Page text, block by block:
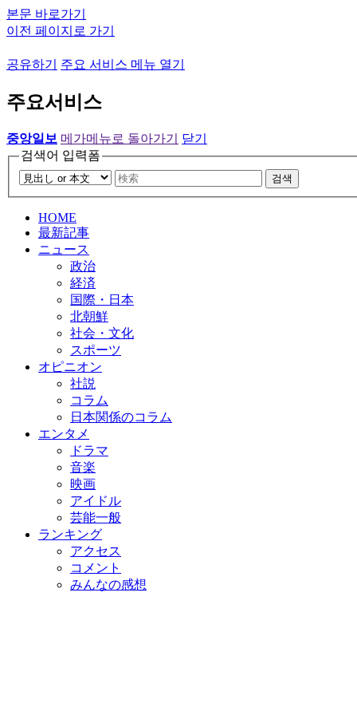
본문 바로가기
이전 페이지로 가기
공유하기 주요 서비스 메뉴 열기
주요서비스
중앙일보 메가메뉴로 돌아가기
닫기
검색어 입력폼
검색
HOME
最新記事
ニュース
政治
経済
国際・日本
北朝鮮
社会・文化
スポーツ
オピニオン
社説
コラム
日本関係のコラム
エンタメ
ドラマ
音楽
映画
アイドル
芸能一般
ランキング
アクセス
コメント
みんなの感想